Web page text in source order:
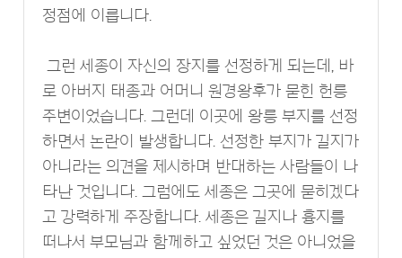
정점에 이릅니다.
그런 세종이 자신의 장지를 선정하게 되는데, 바
로 아버지 태종과 어머니 원경왕후가 묻힌 헌릉
주변이었습니다. 그런데 이곳에 왕릉 부지를 선정
하면서 논란이 발생합니다. 선정한 부지가 길지가
아니라는 의견을 제시하며 반대하는 사람들이 나
타난 것입니다. 그럼에도 세종은 그곳에 묻히겠다
고 강력하게 주장합니다. 세종은 길지나 흉지를
떠나서 부모님과 함께하고 싶었던 것은 아니었을